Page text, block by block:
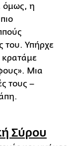
όμως, η
του. Υπήρχε
κρατάμε
Μια
τους –
Σύρου